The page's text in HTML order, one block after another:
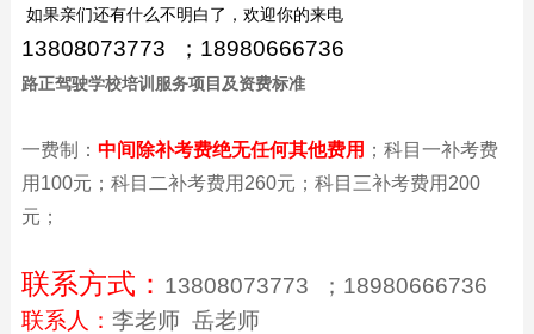
如果亲们还有什么不明白了，欢迎你的来电
13808073773 ； 18980666736
路正驾驶学校培训服务项目及资费标准
一费制： 中间除补考费绝无任何其他费用 ；科目一补考费
用100元；科目二补考费用260元；科目三补考费用200
元；
联系方式： 13808073773 ； 18980666736
联系人： 李老师 岳老师